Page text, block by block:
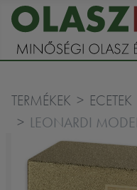
TERMÉKEK ECETEK
LEONARDI